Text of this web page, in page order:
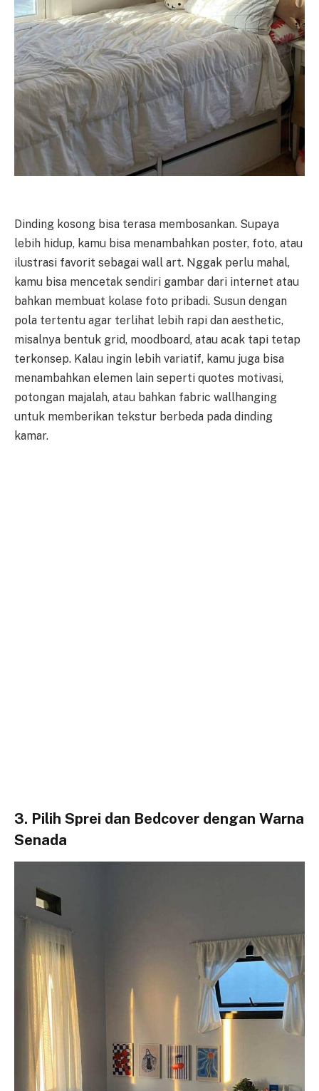
Dinding kosong bisa terasa membosankan. Supaya
lebih hidup, kamu bisa menambahkan poster, foto, atau
ilustrasi favorit sebagai wall art. Nggak perlu mahal,
kamu bisa mencetak sendiri gambar dari internet atau
bahkan membuat kolase foto pribadi. Susun dengan
pola tertentu agar terlihat lebih rapi dan aesthetic,
misalnya bentuk grid, moodboard, atau acak tapi tetap
terkonsep. Kalau ingin lebih variatif, kamu juga bisa
menambahkan elemen lain seperti quotes motivasi,
potongan majalah, atau bahkan fabric wallhanging
untuk memberikan tekstur berbeda pada dinding
kamar.
3. Pilih Sprei dan Bedcover dengan Warna
Senada